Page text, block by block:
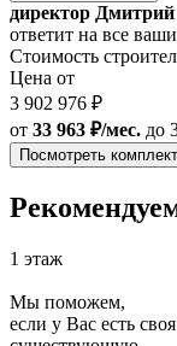
директор Дмитрий
ответит на все
Стоимость
Цена от
3 902 976 ₽
от 33 963 ₽/мес. до
Посмотреть
1 этаж
Мы поможем,
если у Вас есть